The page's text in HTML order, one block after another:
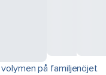
på familjenöjet